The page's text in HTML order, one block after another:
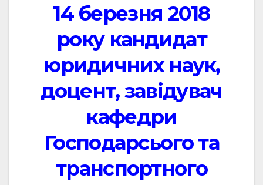
14 березня 2018
року кандидат
юридичних наук,
доцент, завідувач
кафедри
Господарсього та
транспортного